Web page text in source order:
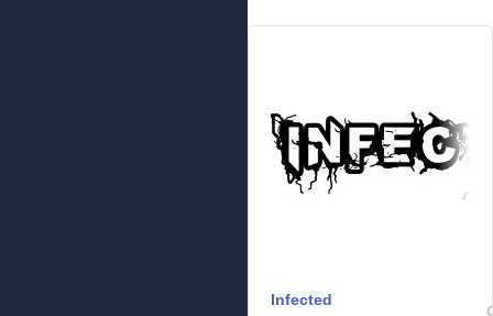
Infected